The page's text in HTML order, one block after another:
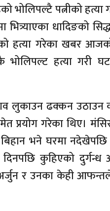
भोलिपल्टै पत्नीको
धादिङको
हत्या गरेका खबर
हत्या गरी
लुकाउन ढक्कन उठाउन
प्रयोग गरेका थिए।
भने घरमा
कुहिएको
अर्जुन र उनका केही